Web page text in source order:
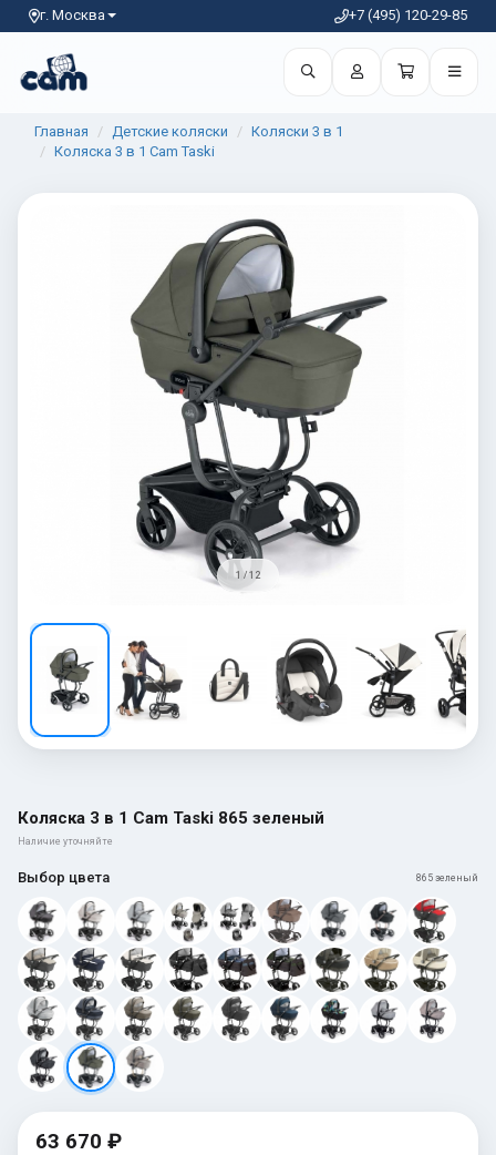
г. Москва +7 (495) 120-29-85
Главная Детские коляски
Коляски 3 в 1
Коляска 3 в 1 Cam Taski
1 / 12
Коляска 3 в 1 Cam Taski 865 зеленый
Наличие уточняйте
Выбор цвета 865 зеленый
63 670 ₽